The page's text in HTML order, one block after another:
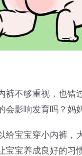
裤不够重视，也
会影响发育吗？妈
给宝宝穿小内裤
宝宝养成良好的